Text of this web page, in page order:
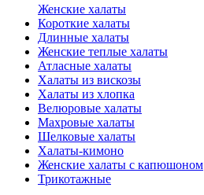
Женские халаты
Короткие халаты
Длинные халаты
Женские теплые халаты
Атласные халаты
Халаты из вискозы
Халаты из хлопка
Велюровые халаты
Махровые халаты
Шелковые халаты
Халаты-кимоно
Женские халаты с капюшоном
Трикотажные